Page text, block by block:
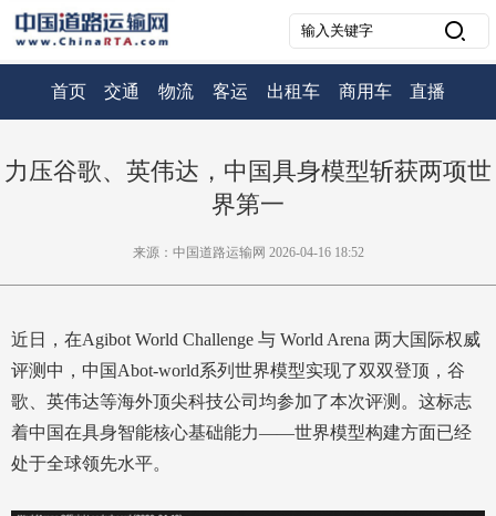
首页 交通 物流 客运 出租车 商用车 直播
力压谷歌、英伟达，中国具身模型斩获两项世
界第一
来源：中国道路运输网 2026-04-16 18:52
近日，在Agibot World Challenge 与 World Arena 两大国际权威
评测中，中国Abot-world系列世界模型实现了双双登顶，谷
歌、英伟达等海外顶尖科技公司均参加了本次评测。这标志
着中国在具身智能核心基础能力——世界模型构建方面已经
处于全球领先水平。